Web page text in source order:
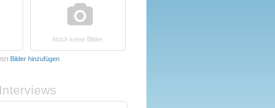
Noch keine Bilder
Bilder hinzufügen